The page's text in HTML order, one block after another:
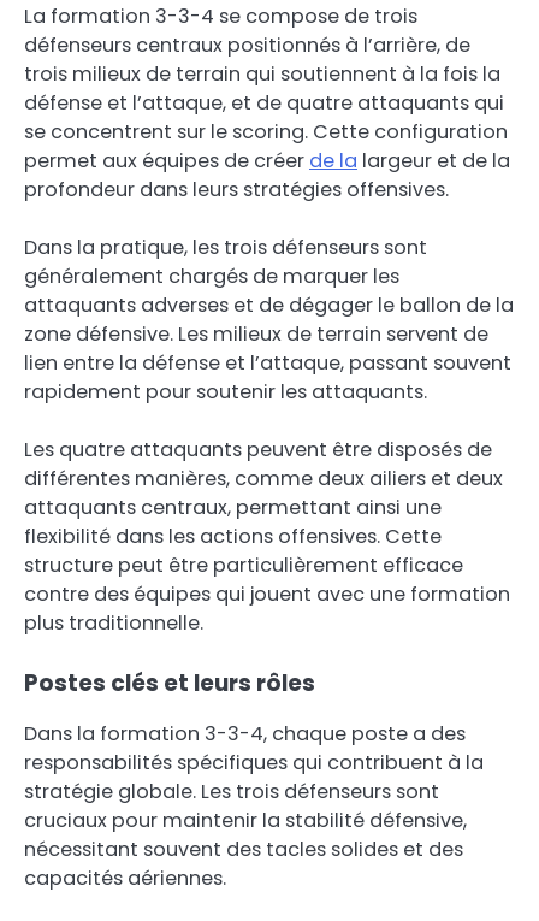
La formation 3-3-4 se compose de trois
défenseurs centraux positionnés à l’arrière, de
trois milieux de terrain qui soutiennent à la fois la
défense et l’attaque, et de quatre attaquants qui
se concentrent sur le scoring. Cette configuration
permet aux équipes de créer de la largeur et de la
profondeur dans leurs stratégies offensives.
Dans la pratique, les trois défenseurs sont
généralement chargés de marquer les
attaquants adverses et de dégager le ballon de la
zone défensive. Les milieux de terrain servent de
lien entre la défense et l’attaque, passant souvent
rapidement pour soutenir les attaquants.
Les quatre attaquants peuvent être disposés de
différentes manières, comme deux ailiers et deux
attaquants centraux, permettant ainsi une
flexibilité dans les actions offensives. Cette
structure peut être particulièrement efficace
contre des équipes qui jouent avec une formation
plus traditionnelle.
Postes clés et leurs rôles
Dans la formation 3-3-4, chaque poste a des
responsabilités spécifiques qui contribuent à la
stratégie globale. Les trois défenseurs sont
cruciaux pour maintenir la stabilité défensive,
nécessitant souvent des tacles solides et des
capacités aériennes.